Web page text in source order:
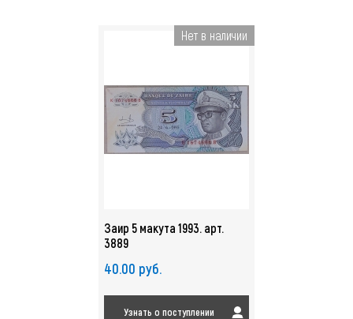
Нет в наличии
Заир 5 макута 1993. арт.
3889
40.00 руб.
Узнать о поступлении